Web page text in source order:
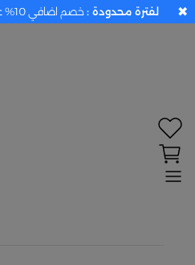
لفترة محدودة : خصم اضافي 10% علي اول اوردر ليك بكوبون ✖